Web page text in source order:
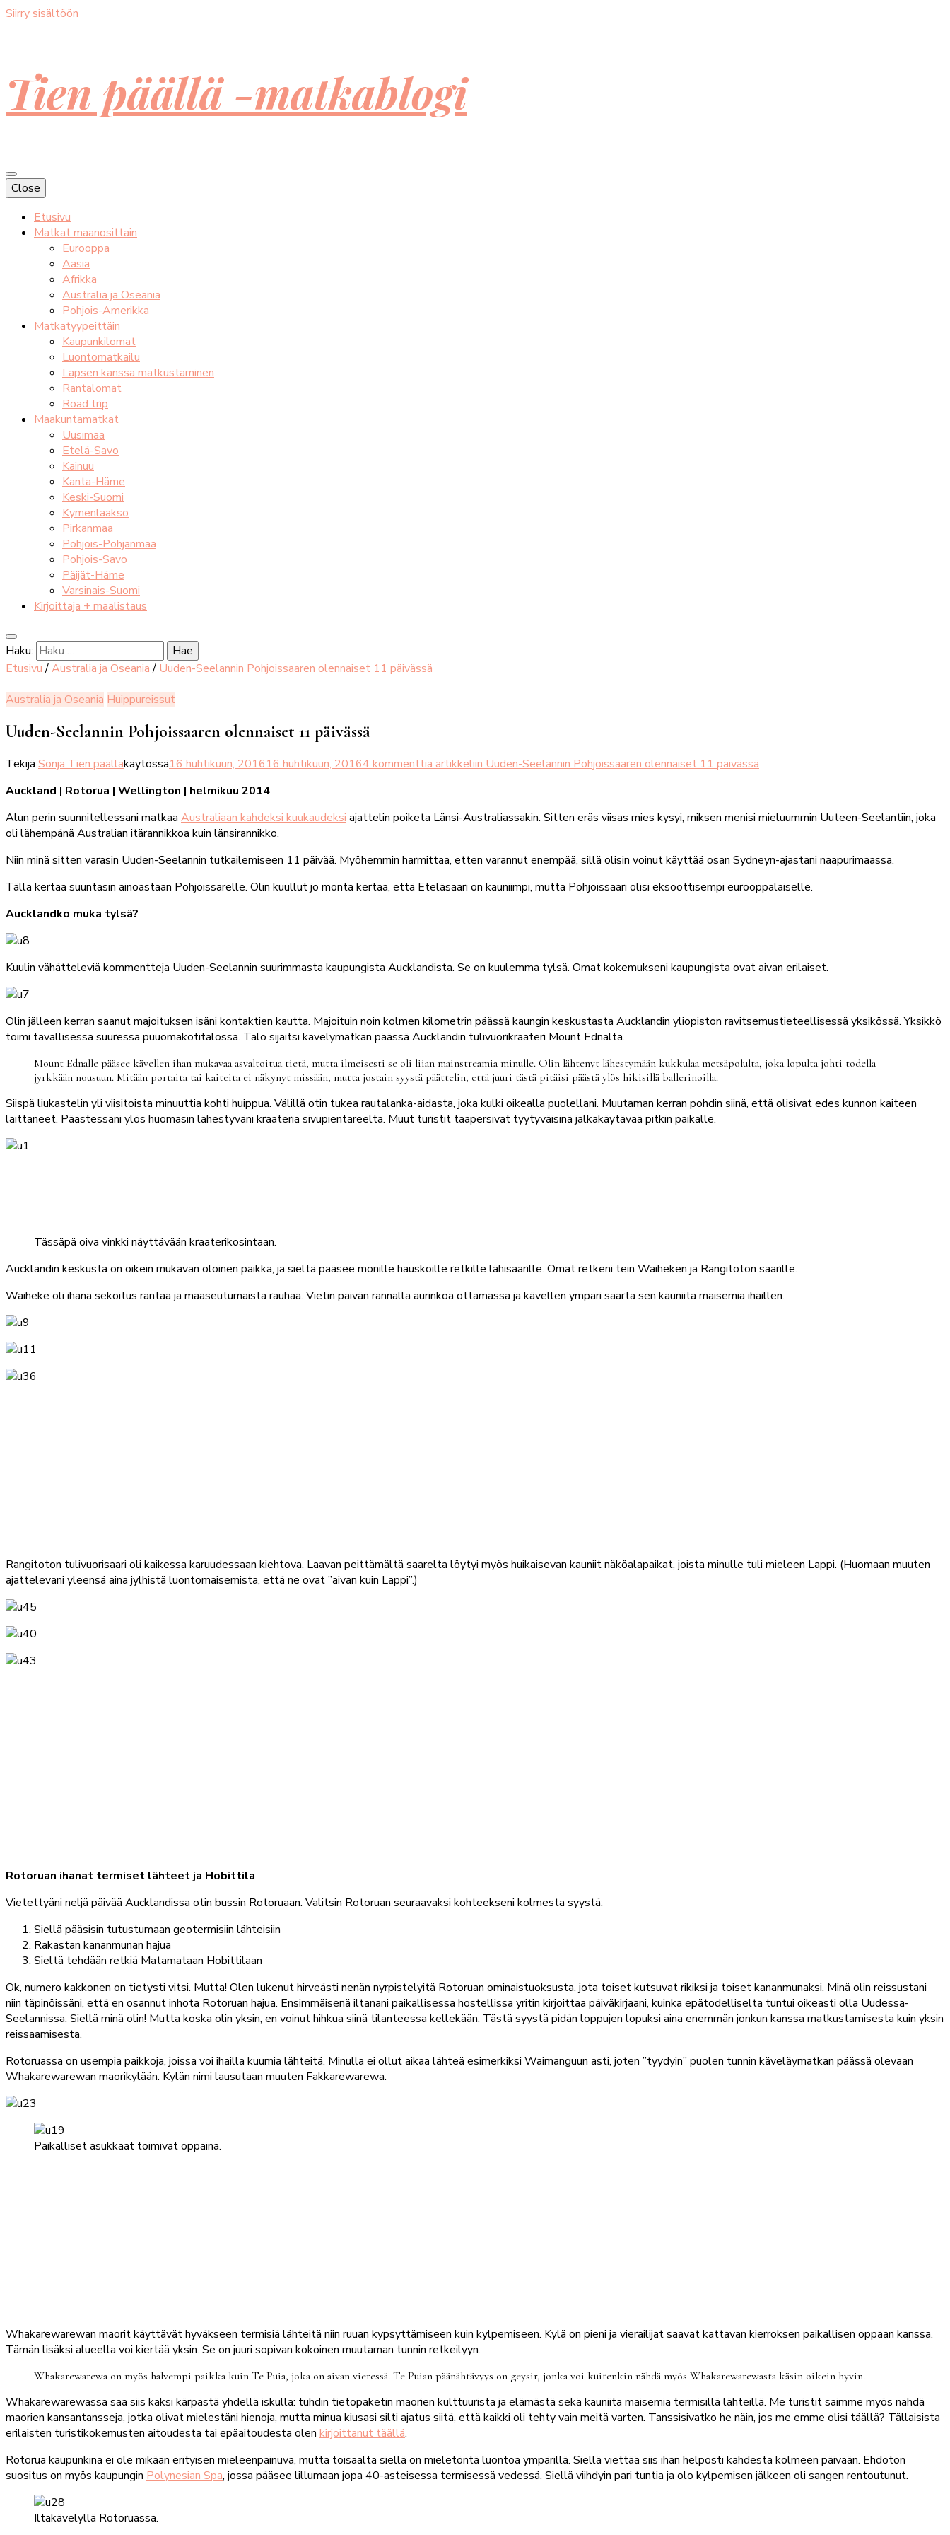
Siirry sisältöön
Tien päällä -matkablogi
Close
Etusivu
Matkat maanosittain
Eurooppa
Aasia
Afrikka
Australia ja Oseania
Pohjois-Amerikka
Matkatyypeittäin
Kaupunkilomat
Luontomatkailu
Lapsen kanssa matkustaminen
Rantalomat
Road trip
Maakuntamatkat
Uusimaa
Etelä-Savo
Kainuu
Kanta-Häme
Keski-Suomi
Kymenlaakso
Pirkanmaa
Pohjois-Pohjanmaa
Pohjois-Savo
Päijät-Häme
Varsinais-Suomi
Kirjoittaja + maalistaus
Haku:
Etusivu /Australia ja Oseania/ Uuden-Seelannin Pohjoissaaren olennaiset 11 päivässä
Australia ja Oseania Huippureissut
Uuden-Seelannin Pohjoissaaren olennaiset 11 päivässä
Tekijä Sonja Tien paallakäytössä16 huhtikuun, 201616 huhtikuun, 20164 kommenttia artikkeliin Uuden-Seelannin Pohjoissaaren olennaiset 11 päivässä
Auckland | Rotorua | Wellington | helmikuu 2014
Alun perin suunnitellessani matkaa Australiaan kahdeksi kuukaudeksi ajattelin poiketa Länsi-Australiassakin. Sitten eräs viisas mies kysyi, miksen menisi mieluummin Uuteen-Seelantiin, joka
oli lähempänä Australian itärannikkoa kuin länsirannikko.
Niin minä sitten varasin Uuden-Seelannin tutkailemiseen 11 päivää. Myöhemmin harmittaa, etten varannut enempää, sillä olisin voinut käyttää osan Sydneyn-ajastani naapurimaassa.
Tällä kertaa suuntasin ainoastaan Pohjoissarelle. Olin kuullut jo monta kertaa, että Eteläsaari on kauniimpi, mutta Pohjoissaari olisi eksoottisempi eurooppalaiselle.
Aucklandko muka tylsä?
Kuulin vähätteleviä kommentteja Uuden-Seelannin suurimmasta kaupungista Aucklandista. Se on kuulemma tylsä. Omat kokemukseni kaupungista ovat aivan erilaiset.
Olin jälleen kerran saanut majoituksen isäni kontaktien kautta. Majoituin noin kolmen kilometrin päässä kaungin keskustasta Aucklandin yliopiston ravitsemustieteellisessä yksikössä. Yksikkö
toimi tavallisessa suuressa puuomakotitalossa. Talo sijaitsi kävelymatkan päässä Aucklandin tulivuorikraateri Mount Ednalta.
Mount Ednalle pääsee kävellen ihan mukavaa asvaltoitua tietä, mutta ilmeisesti se oli liian mainstreamia minulle. Olin lähtenyt lähestymään kukkulaa metsäpolulta, joka lopulta johti todella
jyrkkään nousuun. Mitään portaita tai kaiteita ei näkynyt missään, mutta jostain syystä päättelin, että juuri tästä pitäisi päästä ylös hikisillä ballerinoilla.
Siispä liukastelin yli viisitoista minuuttia kohti huippua. Välillä otin tukea rautalanka-aidasta, joka kulki oikealla puolellani. Muutaman kerran pohdin siinä, että olisivat edes kunnon kaiteen
laittaneet. Päästessäni ylös huomasin lähestyväni kraateria sivupientareelta. Muut turistit taapersivat tyytyväisinä jalkakäytävää pitkin paikalle.
Tässäpä oiva vinkki näyttävään kraaterikosintaan.
Aucklandin keskusta on oikein mukavan oloinen paikka, ja sieltä pääsee monille hauskoille retkille lähisaarille. Omat retkeni tein Waiheken ja Rangitoton saarille.
Waiheke oli ihana sekoitus rantaa ja maaseutumaista rauhaa. Vietin päivän rannalla aurinkoa ottamassa ja kävellen ympäri saarta sen kauniita maisemia ihaillen.
Rangitoton tulivuorisaari oli kaikessa karuudessaan kiehtova. Laavan peittämältä saarelta löytyi myös huikaisevan kauniit näköalapaikat, joista minulle tuli mieleen Lappi. (Huomaan muuten
ajattelevani yleensä aina jylhistä luontomaisemista, että ne ovat ”aivan kuin Lappi”.)
Rotoruan ihanat termiset lähteet ja Hobittila
Vietettyäni neljä päivää Aucklandissa otin bussin Rotoruaan. Valitsin Rotoruan seuraavaksi kohteekseni kolmesta syystä:
Siellä pääsisin tutustumaan geotermisiin lähteisiin
Rakastan kananmunan hajua
Sieltä tehdään retkiä Matamataan Hobittilaan
Ok, numero kakkonen on tietysti vitsi. Mutta! Olen lukenut hirveästi nenän nyrpistelyitä Rotoruan ominaistuoksusta, jota toiset kutsuvat rikiksi ja toiset kananmunaksi. Minä olin reissustani
niin täpinöissäni, että en osannut inhota Rotoruan hajua. Ensimmäisenä iltanani paikallisessa hostellissa yritin kirjoittaa päiväkirjaani, kuinka epätodelliselta tuntui oikeasti olla Uudessa-
Seelannissa. Siellä minä olin! Mutta koska olin yksin, en voinut hihkua siinä tilanteessa kellekään. Tästä syystä pidän loppujen lopuksi aina enemmän jonkun kanssa matkustamisesta kuin yksin
reissaamisesta.
Rotoruassa on usempia paikkoja, joissa voi ihailla kuumia lähteitä. Minulla ei ollut aikaa lähteä esimerkiksi Waimanguun asti, joten ”tyydyin” puolen tunnin käveläymatkan päässä olevaan
Whakarewarewan maorikylään. Kylän nimi lausutaan muuten Fakkarewarewa.
Paikalliset asukkaat toimivat oppaina.
Whakarewarewan maorit käyttävät hyväkseen termisiä lähteitä niin ruuan kypsyttämiseen kuin kylpemiseen. Kylä on pieni ja vierailijat saavat kattavan kierroksen paikallisen oppaan kanssa.
Tämän lisäksi alueella voi kiertää yksin. Se on juuri sopivan kokoinen muutaman tunnin retkeilyyn.
Whakarewarewa on myös halvempi paikka kuin Te Puia, joka on aivan vieressä. Te Puian päänähtävyys on geysir, jonka voi kuitenkin nähdä myös Whakarewarewasta käsin oikein hyvin.
Whakarewarewassa saa siis kaksi kärpästä yhdellä iskulla: tuhdin tietopaketin maorien kulttuurista ja elämästä sekä kauniita maisemia termisillä lähteillä. Me turistit saimme myös nähdä
maorien kansantansseja, jotka olivat mielestäni hienoja, mutta minua kiusasi silti ajatus siitä, että kaikki oli tehty vain meitä varten. Tanssisivatko he näin, jos me emme olisi täällä? Tällaisista
erilaisten turistikokemusten aitoudesta tai epäaitoudesta olen kirjoittanut täällä.
Rotorua kaupunkina ei ole mikään erityisen mieleenpainuva, mutta toisaalta siellä on mieletöntä luontoa ympärillä. Siellä viettää siis ihan helposti kahdesta kolmeen päivään. Ehdoton
suositus on myös kaupungin Polynesian Spa, jossa pääsee lillumaan jopa 40-asteisessa termisessä vedessä. Siellä viihdyin pari tuntia ja olo kylpemisen jälkeen oli sangen rentoutunut.
Iltakävelyllä Rotoruassa.